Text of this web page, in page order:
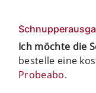
Ich möchte die
bestelle eine
Probeabo.